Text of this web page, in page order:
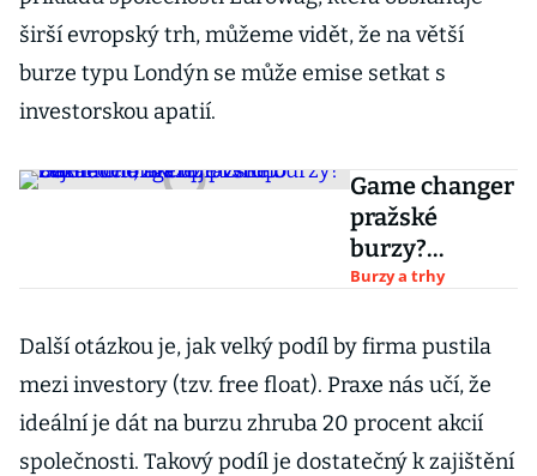
širší evropský trh, můžeme vidět, že na větší
burze typu Londýn se může emise setkat s
investorskou apatií.
Game changer
pražské
burzy?
Lukačovič
Seznamu, má
už prvního
zájemce o
akcie
Burzy a trhy
Další otázkou je, jak velký podíl by firma pustila
mezi investory (tzv. free float). Praxe nás učí, že
ideální je dát na burzu zhruba 20 procent akcií
společnosti. Takový podíl je dostatečný k zajištění